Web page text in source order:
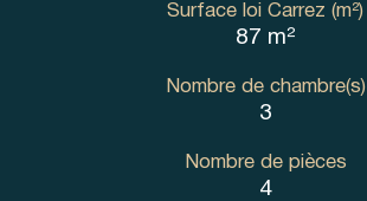
Surface loi Carrez (m²)
87 m²
Nombre de chambre(s)
3
Nombre de pièces
4